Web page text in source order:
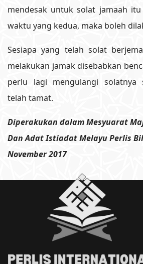
mendesak untuk solat jamaah itu
waktu yang kedua, maka boleh
Sesiapa yang telah solat
melakukan jamak disebabkan
perlu lagi mengulangi solatnya
telah tamat.
Diperakukan dalam Mesyuarat
Dan Adat Istiadat Melayu Perlis
November 2017